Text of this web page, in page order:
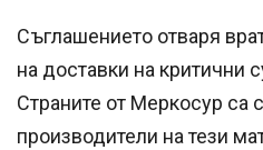
Съглашението отваря
на доставки на критични
Страните от Меркосур са
производители на тези